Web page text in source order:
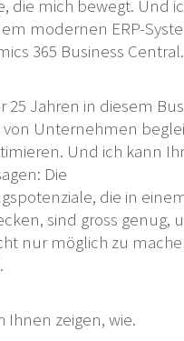
die mich bewegt. Und
modernen ERP-
365 Business Central.
25 Jahren in diesem
Unternehmen
Und ich kann
Die
die in
sind gross genug,
nur möglich zu
Ihnen zeigen, wie.